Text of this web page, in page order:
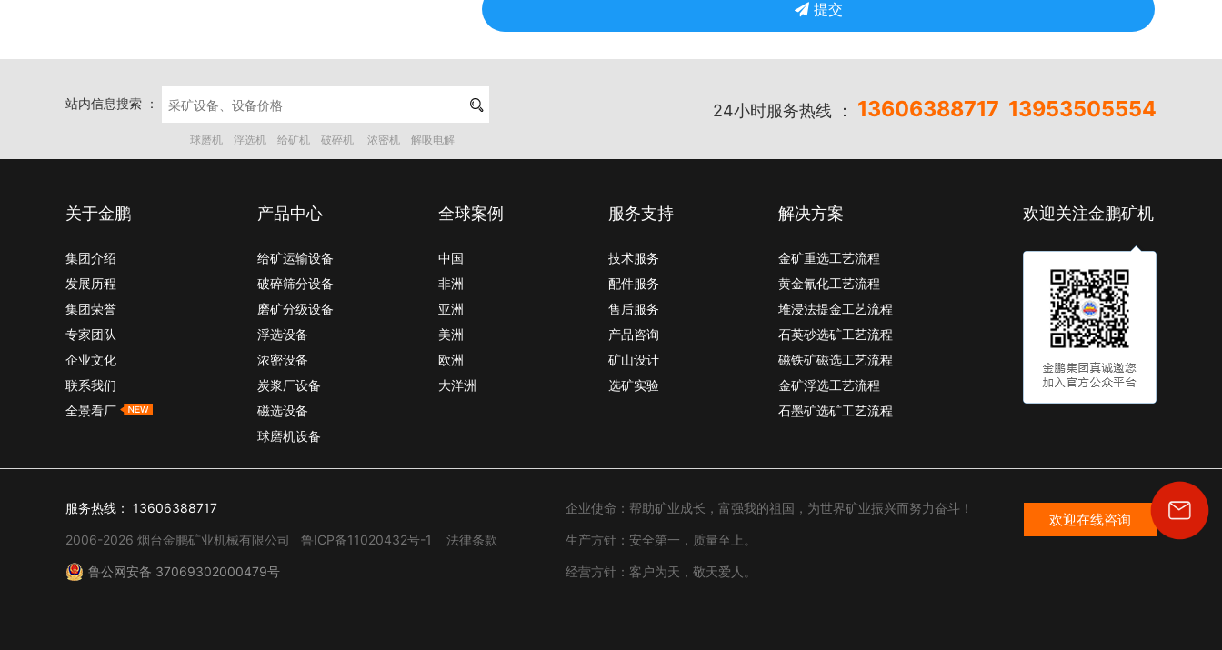
提交
站内信息搜索 ：  24小时服务热线 ： 13606388717 13953505554
球磨机 浮选机 给矿机 破碎机 浓密机 解吸电解
关于金鹏
集团介绍
发展历程
集团荣誉
专家团队
企业文化
联系我们
全景看厂
产品中心
给矿运输设备
破碎筛分设备
磨矿分级设备
浮选设备
浓密设备
炭浆厂设备
磁选设备
球磨机设备
全球案例
中国
非洲
亚洲
美洲
欧洲
大洋洲
服务支持
技术服务
配件服务
售后服务
产品咨询
矿山设计
选矿实验
解决方案
金矿重选工艺流程
黄金氰化工艺流程
堆浸法提金工艺流程
石英砂选矿工艺流程
磁铁矿磁选工艺流程
金矿浮选工艺流程
石墨矿选矿工艺流程
欢迎关注金鹏矿机
服务热线： 13606388717
2006-2026 烟台金鹏矿业机械有限公司 鲁ICP备11020432号-1 法律条款
鲁公网安备 37069302000479号
企业使命：帮助矿业成长，富强我的祖国，为世界矿业振兴而努力奋斗！
生产方针：安全第一，质量至上。
经营方针：客户为天，敬天爱人。
欢迎在线咨询